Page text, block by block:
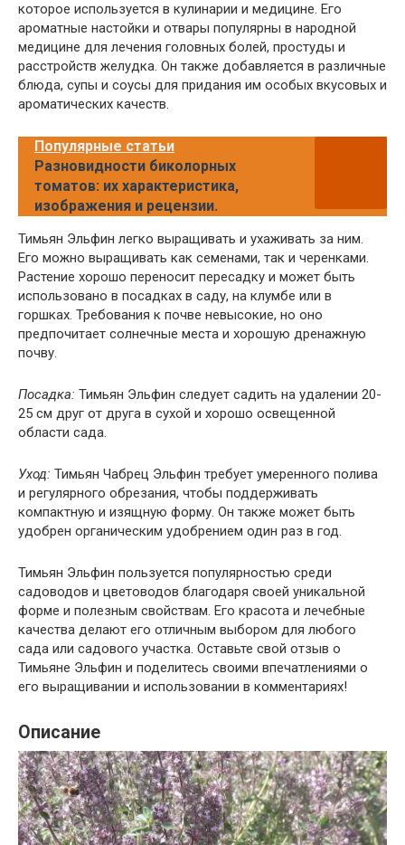
которое используется в кулинарии и медицине. Его
ароматные настойки и отвары популярны в народной
медицине для лечения головных болей, простуды и
расстройств желудка. Он также добавляется в различные
блюда, супы и соусы для придания им особых вкусовых и
ароматических качеств.
Популярные статьи
Разновидности биколорных
томатов: их характеристика,
изображения и рецензии.
Тимьян Эльфин легко выращивать и ухаживать за ним.
Его можно выращивать как семенами, так и черенками.
Растение хорошо переносит пересадку и может быть
использовано в посадках в саду, на клумбе или в
горшках. Требования к почве невысокие, но оно
предпочитает солнечные места и хорошую дренажную
почву.
Посадка: Тимьян Эльфин следует садить на удалении 20-
25 см друг от друга в сухой и хорошо освещенной
области сада.
Уход: Тимьян Чабрец Эльфин требует умеренного полива
и регулярного обрезания, чтобы поддерживать
компактную и изящную форму. Он также может быть
удобрен органическим удобрением один раз в год.
Тимьян Эльфин пользуется популярностью среди
садоводов и цветоводов благодаря своей уникальной
форме и полезным свойствам. Его красота и лечебные
качества делают его отличным выбором для любого
сада или садового участка. Оставьте свой отзыв о
Тимьяне Эльфин и поделитесь своими впечатлениями о
его выращивании и использовании в комментариях!
Описание